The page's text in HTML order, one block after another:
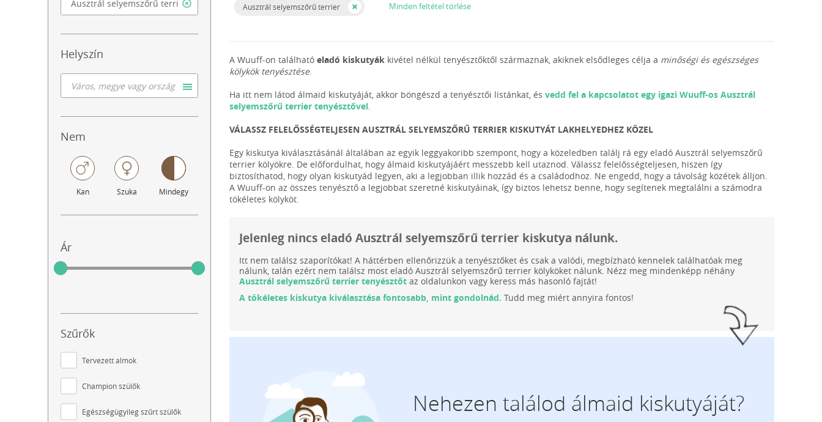
Helyszín
Nem
Kan Szuka Mindegy
Ár
Szűrők
Tervezett almok
Champion szülők
Egészségügyileg szűrt szülők
Ausztrál selyemszőrű terrier Minden feltétel törlése
A Wuuff-on található eladó kiskutyák kivétel nélkül tenyésztőktől származnak, akiknek elsődleges célja a minőségi és egészséges
kölykök tenyésztése.
Ha itt nem látod álmaid kiskutyáját, akkor böngészd a tenyésztői listánkat, és vedd fel a kapcsolatot egy igazi Wuuff-os Ausztrál
selyemszőrű terrier tenyésztővel.
VÁLASSZ FELELŐSSÉGTELJESEN AUSZTRÁL SELYEMSZŐRŰ TERRIER KISKUTYÁT LAKHELYEDHEZ KÖZEL
Egy kiskutya kiválasztásánál általában az egyik leggyakoribb szempont, hogy a közeledben találj rá egy eladó Ausztrál selyemszőrű
terrier kölyökre. De előfordulhat, hogy álmaid kiskutyájáért messzebb kell utaznod. Válassz felelősségteljesen, hiszen így
biztosíthatod, hogy olyan kiskutyád legyen, aki a legjobban illik hozzád és a családodhoz. Ne engedd, hogy a távolság közétek álljon.
A Wuuff-on az összes tenyésztő a legjobbat szeretné kiskutyáinak, így biztos lehetsz benne, hogy segítenek megtalálni a számodra
tökéletes kölyköt.
Jelenleg nincs eladó Ausztrál selyemszőrű terrier kiskutya nálunk.
Itt nem találsz szaporítókat! A háttérben ellenőrizzük a tenyésztőket és csak a valódi, megbízható kennelek találhatóak meg
nálunk, talán ezért nem találsz most eladó Ausztrál selyemszőrű terrier kölyköket nálunk. Nézz meg mindenképp néhány
Ausztrál selyemszőrű terrier tenyésztőt az oldalunkon vagy keress más hasonló fajtát!
A tökéletes kiskutya kiválasztása fontosabb, mint gondolnád. Tudd meg miért annyira fontos!
Nehezen találod álmaid kiskutyáját?